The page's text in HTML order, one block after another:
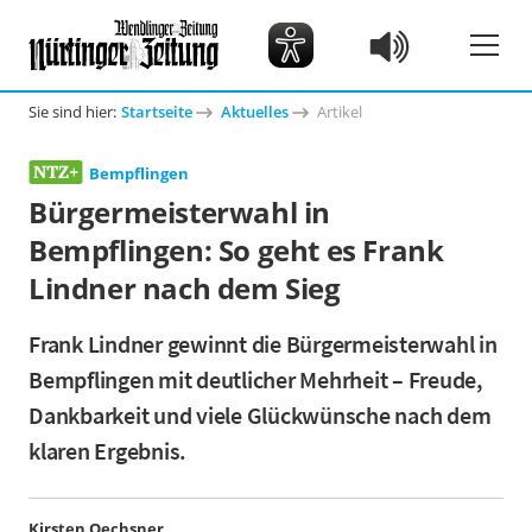
Sie sind hier: Startseite Aktuelles Artikel
Bempflingen
Bürgermeisterwahl in
Bempflingen: So geht es Frank
Lindner nach dem Sieg
Frank Lindner gewinnt die Bürgermeisterwahl in
Bempflingen mit deutlicher Mehrheit – Freude,
Dankbarkeit und viele Glückwünsche nach dem
klaren Ergebnis.